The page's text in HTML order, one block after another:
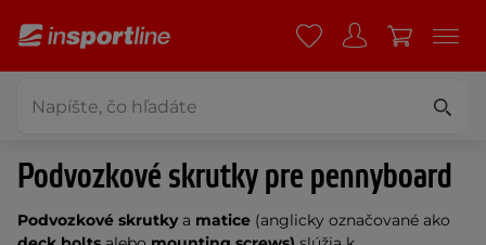
Podvozkové skrutky pre pennyboard
Podvozkové skrutkya matice (anglicky označované ako